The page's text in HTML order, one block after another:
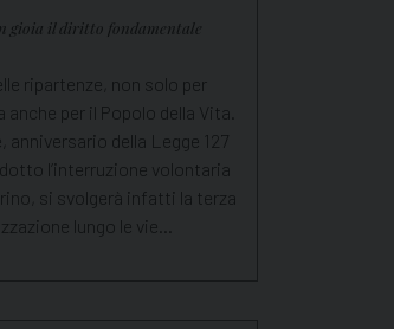
gioia il diritto fondamentale
ripartenze, non solo per
anche per il Popolo della Vita.
anniversario della Legge 127
l’interruzione volontaria
si svolgerà infatti la terza
lungo le vie…